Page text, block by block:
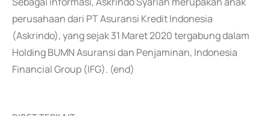
perusahaan dari PT Asuransi Kredit Indonesia
(Askrindo), yang sejak 31 Maret 2020 tergabung dalam
Holding BUMN Asuransi dan Penjaminan, Indonesia
Financial Group (IFG). (end)